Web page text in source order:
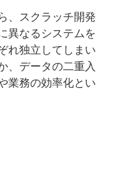
、スクラッチ開発
異なるシステムを
れ独立してしまい
、データの二重入
業務の効率化とい